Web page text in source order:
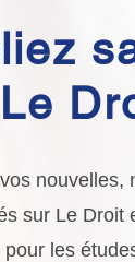
nouvelles,
sur Le Droit
les